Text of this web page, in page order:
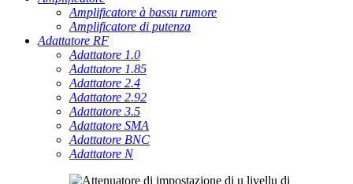
Amplificatore à bassu rumore
Amplificatore di putenza
Adattatore RF
Adattatore 1.0
Adattatore 1.85
Adattatore 2.4
Adattatore 2.92
Adattatore 3.5
Adattatore SMA
Adattatore BNC
Adattatore N